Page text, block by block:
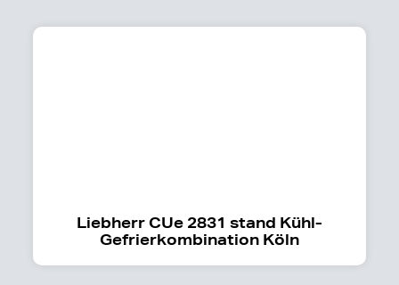
Liebherr CUe 2831 stand Kühl-
Gefrierkombination Köln